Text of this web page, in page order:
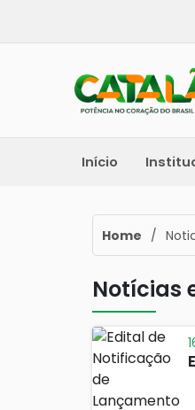
Início
Home /
Notícias